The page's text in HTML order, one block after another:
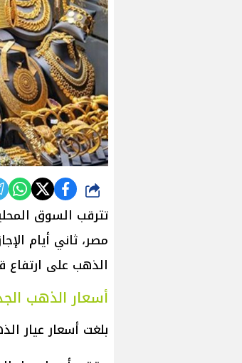
شارك
مصر، ثاني أيام
الذهب على ارتفاع
أسعار الذهب
بلغت أسعار عيار الذهب 24 نحو 3588